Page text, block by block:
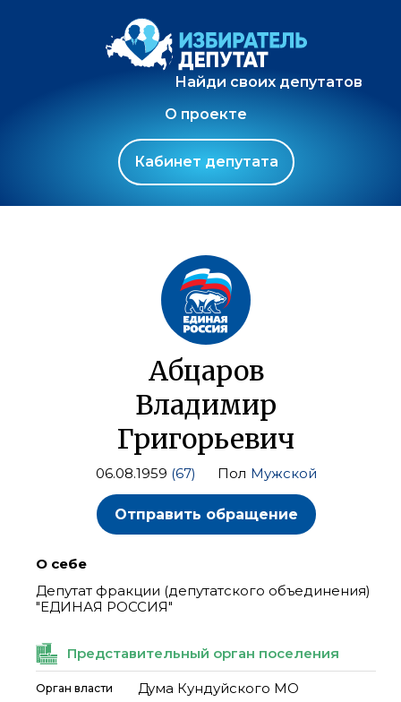
Найди своих депутатов
О проекте
Кабинет депутата
Абцаров
Владимир
Григорьевич
06.08.1959 (67) Пол Мужской
Отправить обращение
О себе
Депутат фракции (депутатского объединения)
"ЕДИНАЯ РОССИЯ"
Представительный орган поселения
Орган власти Дума Кундуйского МО